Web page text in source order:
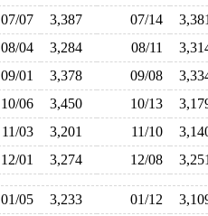
07/07 3,387 07/14
08/04 3,284 08/11
09/01 3,378 09/08
10/06 3,450 10/13
11/03 3,201 11/10
12/01 3,274 12/08
01/05 3,233 01/12